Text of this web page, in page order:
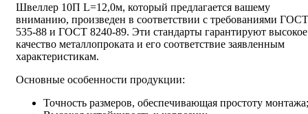
Швеллер 10П L=12,0м, который предлагается вашему
вниманию, произведен в соответствии с требованиями ГОСТ
535-88 и ГОСТ 8240-89. Эти стандарты гарантируют высокое
качество металлопроката и его соответствие заявленным
характеристикам.
Основные особенности продукции:
Точность размеров, обеспечивающая простоту монтажа;